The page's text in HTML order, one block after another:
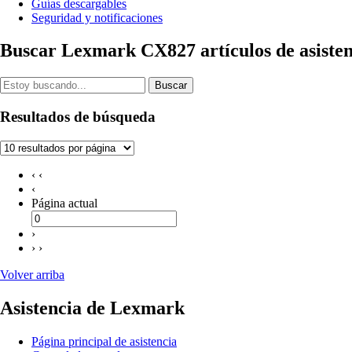
Guías descargables
Seguridad y notificaciones
Buscar Lexmark CX827 artículos de
Buscar
Resultados de búsqueda
‹ ‹
‹
Página actual
›
› ›
Volver arriba
Asistencia de Lexmark
Página principal de asistencia